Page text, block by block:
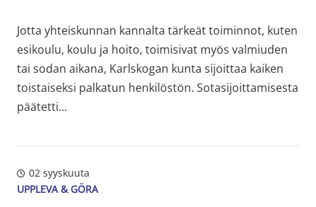
Jotta yhteiskunnan kannalta tärkeät toiminnot, kuten
esikoulu, koulu ja hoito, toimisivat myös valmiuden
tai sodan aikana, Karlskogan kunta sijoittaa kaiken
toistaiseksi palkatun henkilöstön. Sotasijoittamisesta
päätetti...
02 syyskuuta
UPPLEVA & GÖRA